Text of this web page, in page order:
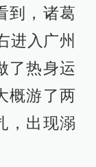
到，诸葛
进入广州
了热身运
概游了两
，出现溺